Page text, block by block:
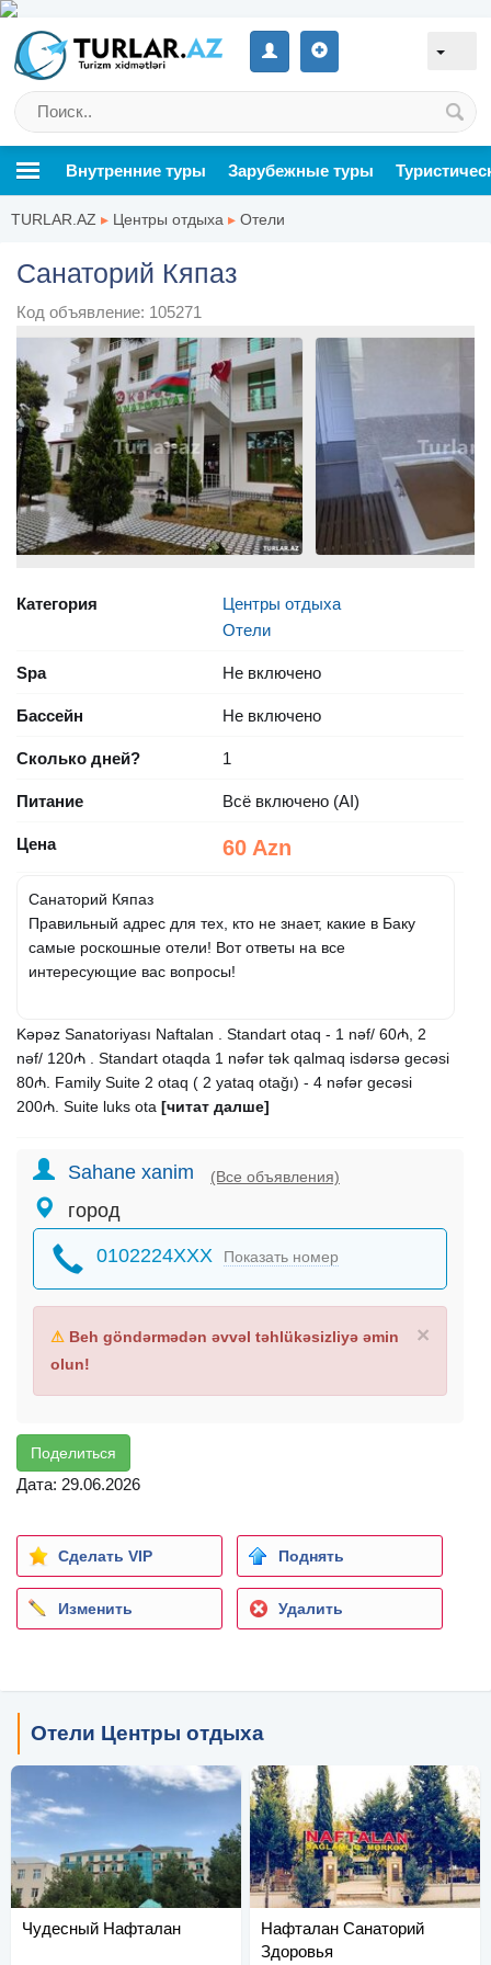
Внутренние туры Зарубежные туры
TURLAR.AZ ▸ Центры отдыха ▸ Отели
Санаторий Кяпаз
Код объявление: 105271
Категория
Центры отдыха
Отели
Spa Не включено
Бассейн Не включено
Сколько дней? 1
Питание Всё включено (AI)
Цена 60 Azn
Санаторий Кяпаз
Правильный адрес для тех, кто не знает, какие в Баку
самые роскошные отели! Вот ответы на все
интересующие вас вопросы!
Kəpəz Sanatoriyası Naftalan . Standart otaq - 1 nəf/ 60₼, 2
nəf/ 120₼ . Standart otaqda 1 nəfər tək qalmaq isdərsə gecəsi
80₼. Family Suite 2 otaq ( 2 yataq otağı) - 4 nəfər gecəsi
200₼. Suite luks ota [читат далше]
Sahane xanim (Все объявления)
город
0102224XXX Показать номер
×
⚠ Beh göndərmədən əvvəl təhlükəsizliyə əmin
olun!
Поделиться
Дата: 29.06.2026
Сделать VIP Поднять
Изменить Удалить
Отели Центры отдыха
Чудесный Нафталан
Нафталан Санаторий
Здоровья